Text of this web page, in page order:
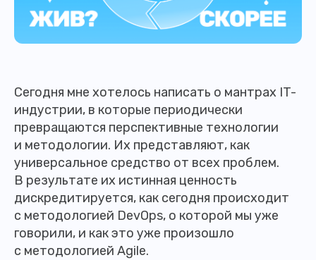
Сегодня мне хотелось написать о мантрах IT-
индустрии, в которые периодически
превращаются перспективные технологии
и методологии. Их представляют, как
универсальное средство от всех проблем.
В результате их истинная ценность
дискредитируется, как сегодня происходит
с методологией DevOps, о которой мы уже
говорили, и как это уже произошло
с методологией Agile.